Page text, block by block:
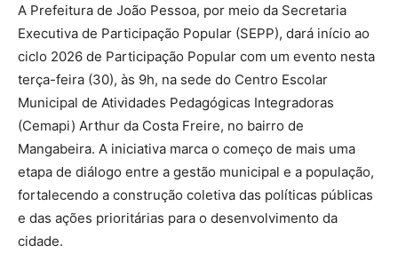
A Prefeitura de João Pessoa, por meio da Secretaria
Executiva de Participação Popular (SEPP), dará início ao
ciclo 2026 de Participação Popular com um evento nesta
terça-feira (30), às 9h, na sede do Centro Escolar
Municipal de Atividades Pedagógicas Integradoras
(Cemapi) Arthur da Costa Freire, no bairro de
Mangabeira. A iniciativa marca o começo de mais uma
etapa de diálogo entre a gestão municipal e a população,
fortalecendo a construção coletiva das políticas públicas
e das ações prioritárias para o desenvolvimento da
cidade.